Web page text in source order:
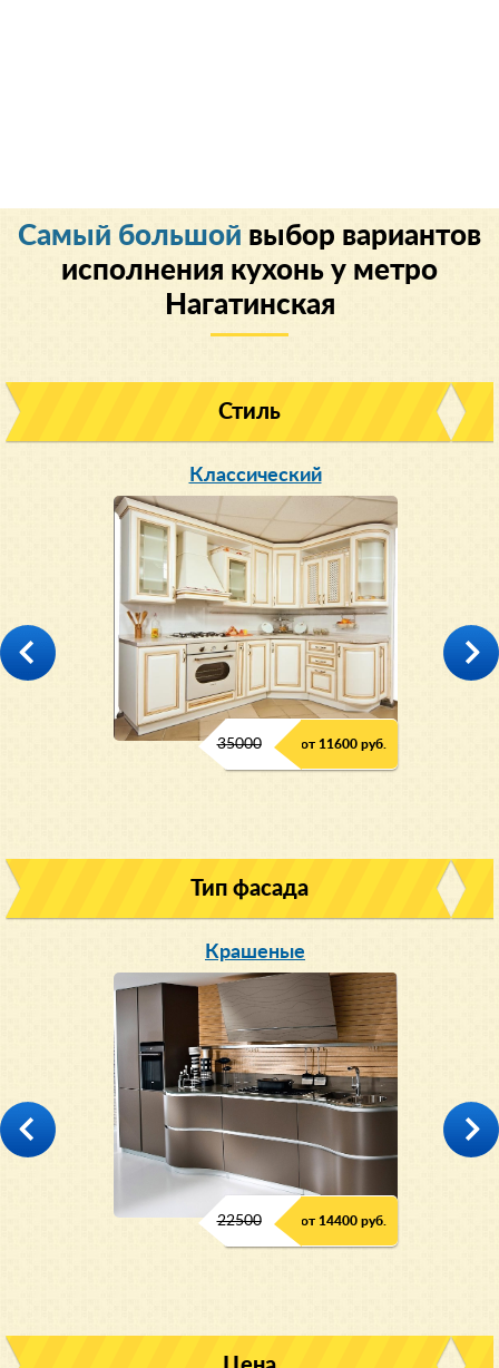
Cамый большой выбор вариантов
исполнения кухонь у метро
Нагатинская
Стиль
Класcический
35000 от 11600 руб.
Тип фасада
Крашеные
22500 от 14400 руб.